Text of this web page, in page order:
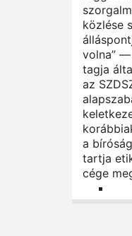
közlése
volna” —
tagja
az
a
tartja
cége